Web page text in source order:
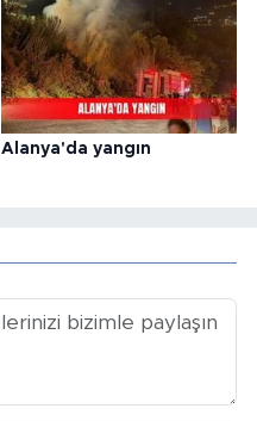
Alanya'da yangın